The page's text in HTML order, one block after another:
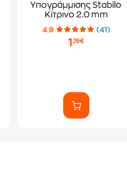
Υπογράμμισης Stabilo
Κίτρινο 2.0 mm
4.9 (41)
1,19€